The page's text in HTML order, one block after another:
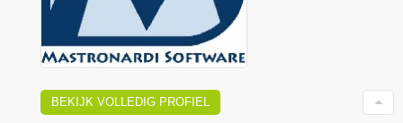
BEKIJK VOLLEDIG PROFIEL